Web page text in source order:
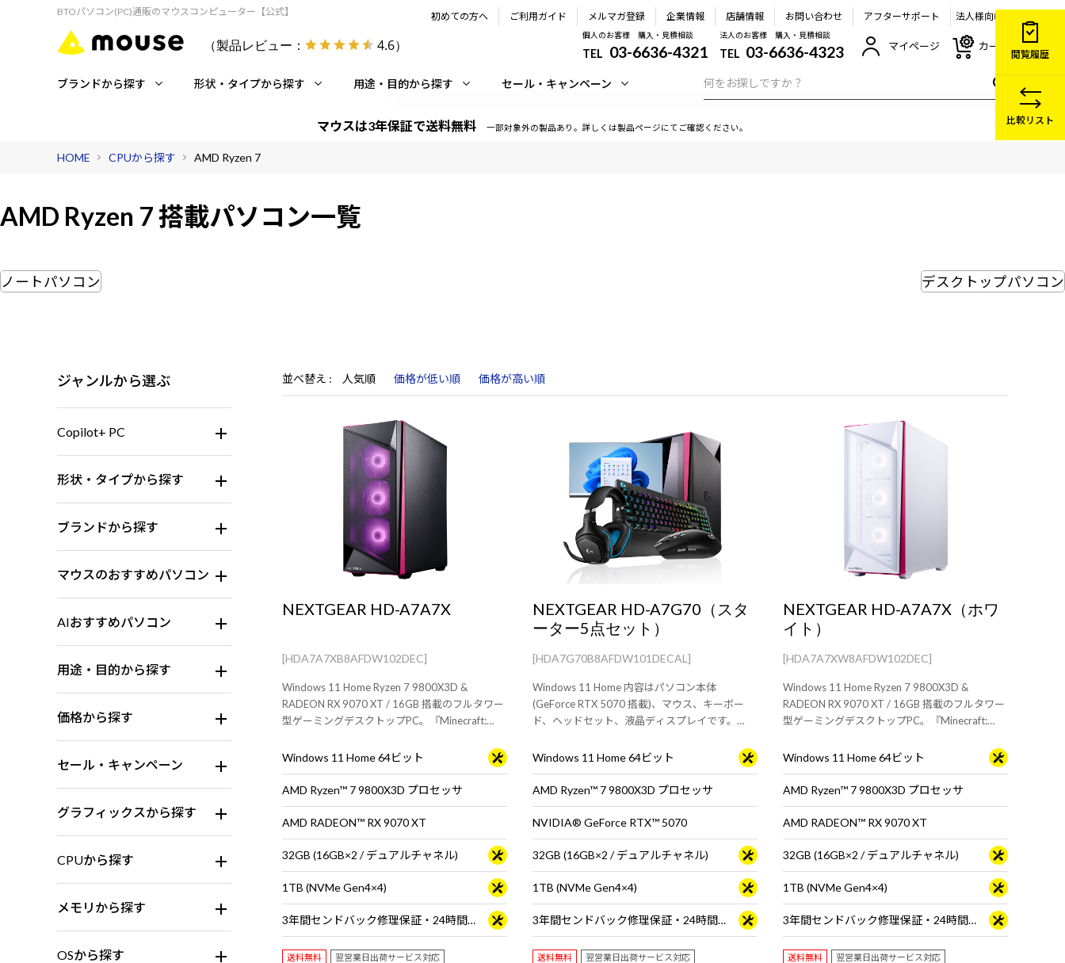
BTOパソコン(PC)通販のマウスコンピューター【公式】
（製品レビュー： 4.6）
初めての方へ ご利用ガイド メルマガ登録 企業情報 店舗情報 お問い合わせ アフターサポート 法人様向け
個人のお客様 購入・見積相談
TEL 03-6636-4321
法人のお客様 購入・見積相談
TEL 03-6636-4323 マイページ カート
ブランドから探す 形状・タイプから探す 用途・目的から探す セール・キャンペーン
マウスは3年保証で送料無料 一部対象外の製品あり。詳しくは製品ページにてご確認ください。
HOME CPUから探す AMD Ryzen 7
AMD Ryzen 7 搭載パソコン一覧
ノートパソコン デスクトップパソコン
ジャンルから選ぶ
Copilot+ PC
形状・タイプから探す
ブランドから探す
マウスのおすすめパソコン
AIおすすめパソコン
用途・目的から探す
価格から探す
セール・キャンペーン
グラフィックスから探す
CPUから探す
メモリから探す
OSから探す
並べ替え 人気順 価格が低い順 価格が高い順
NEXTGEAR HD-A7A7X
[HDA7A7XB8AFDW102DEC]
Windows 11 Home Ryzen 7 9800X3D &
RADEON RX 9070 XT / 16GB 搭載のフルタワー
型ゲーミングデスクトップPC。『Minecraft:
タ・マウス・キーボードは別売りです
Windows 11 Home 64ビット
AMD Ryzen™ 7 9800X3D プロセッサ
AMD RADEON™ RX 9070 XT
32GB (16GB×2 / デュアルチャネル)
1TB (NVMe Gen4×4)
3年間センドバック修理保証・24時間×365日電話サポート
送料無料 翌営業日出荷サービス対応
NEXTGEAR HD-A7G70（スタ
ーター5点セット）
[HDA7G70B8AFDW101DECAL]
Windows 11 Home 内容はパソコン本体
(GeForce RTX 5070 搭載)、マウス、キーボー
ド、ヘッドセット、液晶ディスプレイです。
Windows 11 Home 64ビット
AMD Ryzen™ 7 9800X3D プロセッサ
NVIDIA® GeForce RTX™ 5070
32GB (16GB×2 / デュアルチャネル)
1TB (NVMe Gen4×4)
3年間センドバック修理保証・24時間×365日電話サポート
送料無料
翌営業日出荷サービス対応
NEXTGEAR HD-A7A7X（ホワ
イト）
[HDA7A7XW8AFDW102DEC]
Windows 11 Home Ryzen 7 9800X3D &
RADEON RX 9070 XT / 16GB 搭載のフルタワー
型ゲーミングデスクトップPC。『Minecraft:
タ・マウス・キーボードは別売りです
Windows 11 Home 64ビット
AMD Ryzen™ 7 9800X3D プロセッサ
AMD RADEON™ RX 9070 XT
32GB (16GB×2 / デュアルチャネル)
1TB (NVMe Gen4×4)
3年間センドバック修理保証・24時間×365日電話サポート
送料無料 翌営業日出荷サービス対応
閲覧履歴
比較リスト